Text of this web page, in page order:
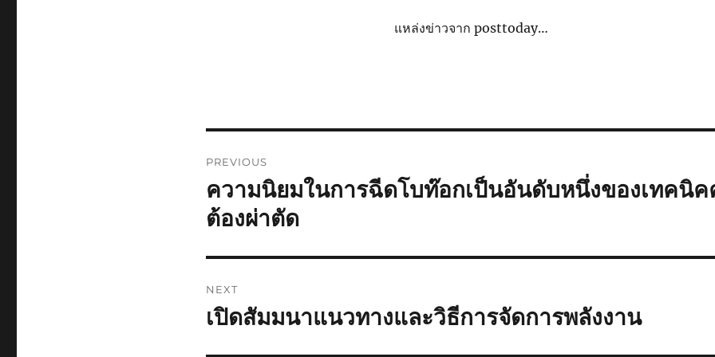
แหล่งข่าวจาก posttoday…
navigation
PREVIOUS
Previous
post:
ความนิยมในการฉีดโบท๊อกเป็นอันดับหนึ่งของเทคนิค
ต้องผ่าตัด
NEXT
Next
เปิดสัมมนาแนวทางและวิธีการจัดการพลังงาน